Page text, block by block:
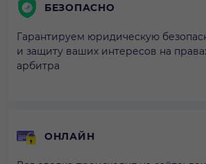
БЕЗОПАСНО
Гарантируем юридическую
и защиту ваших интересов на
арбитра
ОНЛАЙН